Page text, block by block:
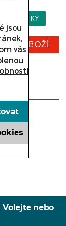
ZBOŽÍ
nebo
jsou
vás